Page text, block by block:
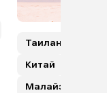
Таиланд
Китай
Малайзия (с